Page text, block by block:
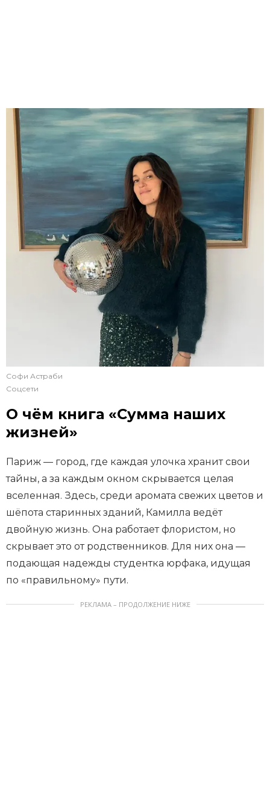
Софи Астраби
Соцсети
О чём книга «Сумма наших
жизней»
Париж — город, где каждая улочка хранит свои
тайны, а за каждым окном скрывается целая
вселенная. Здесь, среди аромата свежих цветов и
шёпота старинных зданий, Камилла ведёт
двойную жизнь. Она работает флористом, но
скрывает это от родственников. Для них она —
подающая надежды студентка юрфака, идущая
по «правильному» пути.
РЕКЛАМА – ПРОДОЛЖЕНИЕ НИЖЕ